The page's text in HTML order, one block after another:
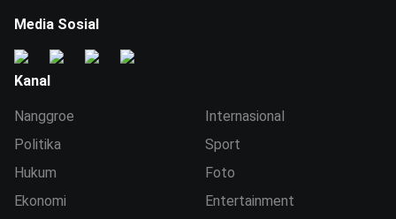
Media Sosial
Kanal
Nanggroe
Politika
Hukum
Ekonomi
Internasional
Sport
Foto
Entertainment